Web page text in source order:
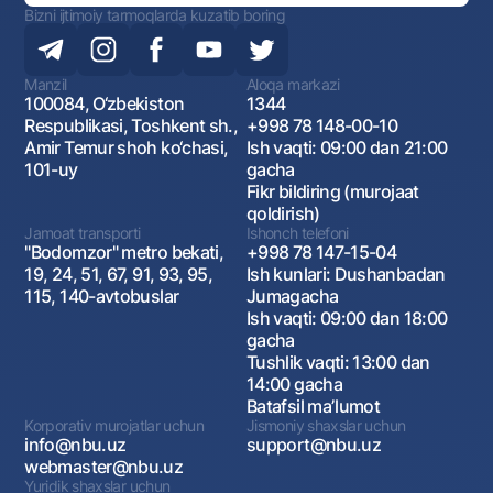
Bizni ijtimoiy tarmoqlarda kuzatib boring
Manzil
100084, O‘zbekiston
Respublikasi, Toshkent sh.,
Amir Temur shoh ko‘chasi,
101-uy
Aloqa markazi
1344
+998 78 148-00-10
Ish vaqti: 09:00 dan 21:00
gacha
Fikr bildiring (murojaat
qoldirish)
Jamoat transporti
"Bodomzor" metro bekati,
19, 24, 51, 67, 91, 93, 95,
115, 140-avtobuslar
Ishonch telefoni
+998 78 147-15-04
Ish kunlari: Dushanbadan
Jumagacha
Ish vaqti: 09:00 dan 18:00
gacha
Tushlik vaqti: 13:00 dan
14:00 gacha
Batafsil maʼlumot
Korporativ murojatlar uchun
info@nbu.uz
webmaster@nbu.uz
Jismoniy shaxslar uchun
support@nbu.uz
Yuridik shaxslar uchun